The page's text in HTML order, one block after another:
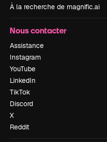
À la recherche de magnific.ai
Nous contacter
Assistance
Instagram
YouTube
LinkedIn
TikTok
Discord
X
Reddit